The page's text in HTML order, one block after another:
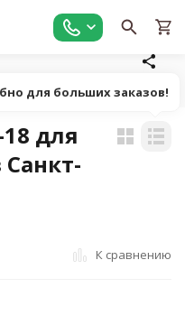
для шитья
для
К сравнению
для больших заказов!